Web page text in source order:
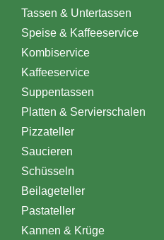
Tassen & Untertassen
Speise & Kaffeeservice
Kombiservice
Kaffeeservice
Suppentassen
Platten & Servierschalen
Pizzateller
Saucieren
Schüsseln
Beilageteller
Pastateller
Kannen & Krüge